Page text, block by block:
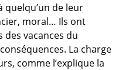
quelqu’un de leur
moral… Ils ont
vacances du
La charge
comme l’explique la